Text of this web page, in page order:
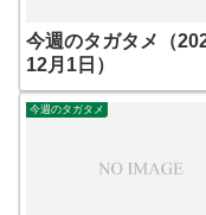
今週のタガタメ（
12月1日）
今週のタガタメ